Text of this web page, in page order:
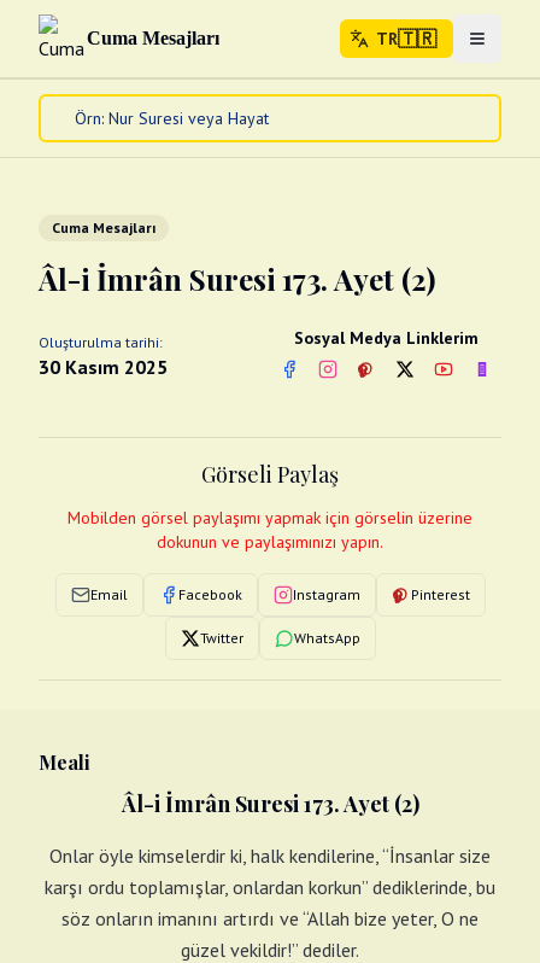
Cuma Mesajları TR🇹🇷 Menuyu
Ana Sayfa
Bayram Mesajları
Diğer
Abdest Videoları
Fotograflar
Cuma Mesajları
Âl-i İmrân Suresi 173. Ayet (2)
Oluşturulma tarihi:
30 Kasım 2025
Sosyal Medya Linklerim
FacebookInstagram
PinterestTwitterYouTube
Görseli Paylaş
Mobilden görsel paylaşımı yapmak için görselin üzerine
dokunun ve paylaşımınızı yapın.
Email Facebook Instagram Pinterest
Twitter WhatsApp
Meali
Âl-i İmrân Suresi 173. Ayet (2)
Onlar öyle kimselerdir ki, halk kendilerine, “İnsanlar size
karşı ordu toplamışlar, onlardan korkun” dediklerinde, bu
söz onların imanını artırdı ve “Allah bize yeter, O ne
güzel vekildir!” dediler.